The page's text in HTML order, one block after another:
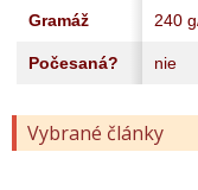
Gramáž 240
Počesaná? nie
Vybrané články